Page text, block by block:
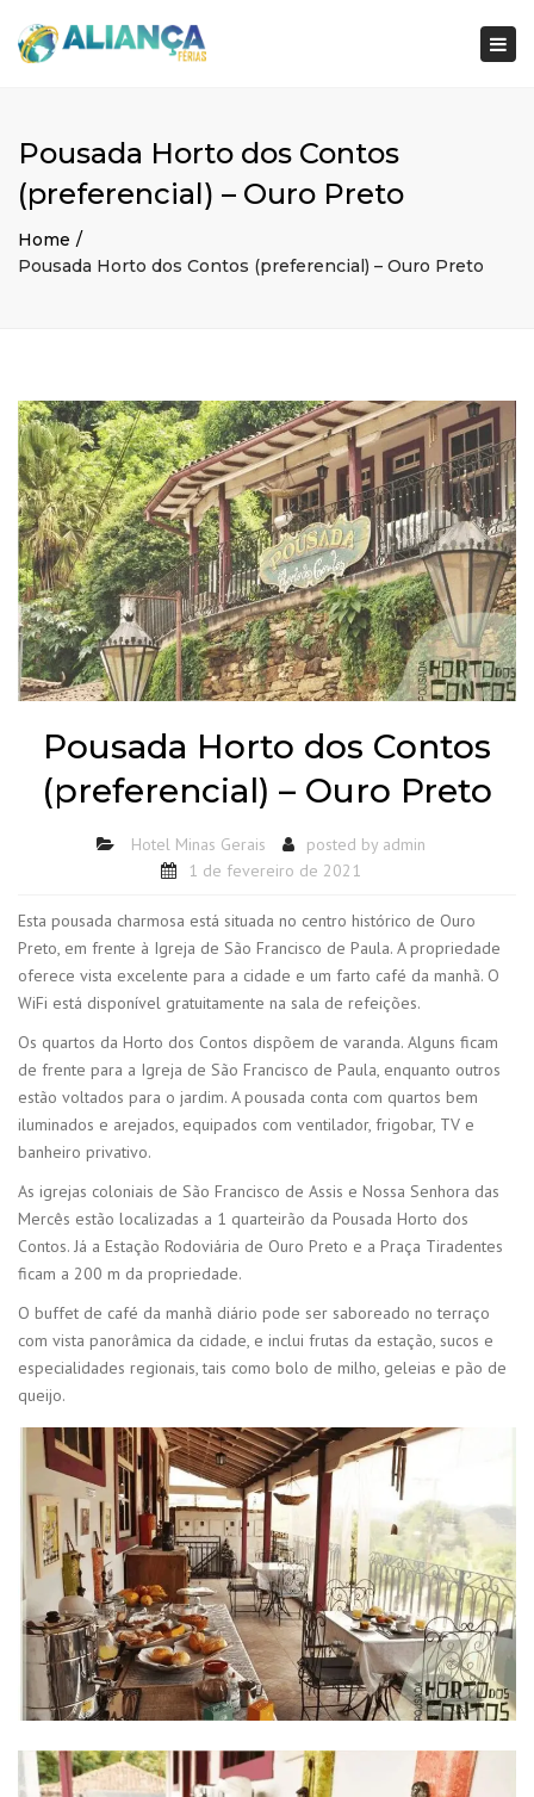
Pousada Horto dos Contos
(preferencial) – Ouro Preto
Home
Pousada Horto dos Contos (preferencial) – Ouro Preto
Pousada Horto dos Contos
(preferencial) – Ouro Preto
Hotel Minas Gerais posted by admin
1 de fevereiro de 2021
Esta pousada charmosa está situada no centro histórico de Ouro
Preto, em frente à Igreja de São Francisco de Paula. A propriedade
oferece vista excelente para a cidade e um farto café da manhã. O
WiFi está disponível gratuitamente na sala de refeições.
Os quartos da Horto dos Contos dispõem de varanda. Alguns ficam
de frente para a Igreja de São Francisco de Paula, enquanto outros
estão voltados para o jardim. A pousada conta com quartos bem
iluminados e arejados, equipados com ventilador, frigobar, TV e
banheiro privativo.
As igrejas coloniais de São Francisco de Assis e Nossa Senhora das
Mercês estão localizadas a 1 quarteirão da Pousada Horto dos
Contos. Já a Estação Rodoviária de Ouro Preto e a Praça Tiradentes
ficam a 200 m da propriedade.
O buffet de café da manhã diário pode ser saboreado no terraço
com vista panorâmica da cidade, e inclui frutas da estação, sucos e
especialidades regionais, tais como bolo de milho, geleias e pão de
queijo.